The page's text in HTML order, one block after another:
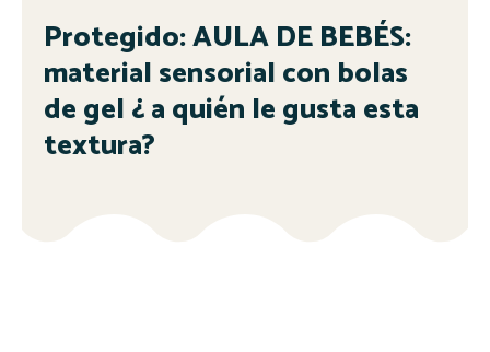
Protegido: AULA DE BEBÉS:
material sensorial con bolas
de gel ¿ a quién le gusta esta
textura?